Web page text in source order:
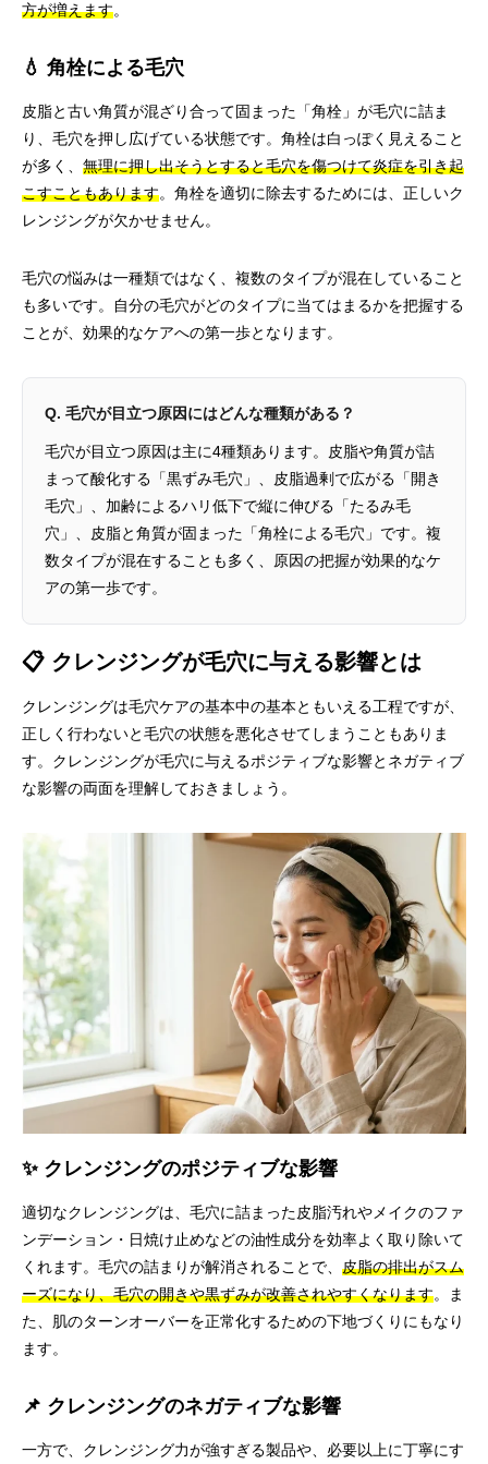
方が増えます。
💧 角栓による毛穴
皮脂と古い角質が混ざり合って固まった「角栓」が毛穴に詰ま
り、毛穴を押し広げている状態です。角栓は白っぽく見えること
が多く、 無理に押し出そうとすると毛穴を傷つけて炎症を引き起
こすこともあります。角栓を適切に除去するためには、正しいク
レンジングが欠かせません。
毛穴の悩みは一種類ではなく、複数のタイプが混在していること
も多いです。自分の毛穴がどのタイプに当てはまるかを把握する
ことが、効果的なケアへの第一歩となります。
Q. 毛穴が目立つ原因にはどんな種類がある？
毛穴が目立つ原因は主に4種類あります。皮脂や角質が詰
まって酸化する「黒ずみ毛穴」、皮脂過剰で広がる「開き
毛穴」、加齢によるハリ低下で縦に伸びる「たるみ毛
穴」、皮脂と角質が固まった「角栓による毛穴」です。複
数タイプが混在することも多く、原因の把握が効果的なケ
アの第一歩です。
📋 クレンジングが毛穴に与える影響とは
クレンジングは毛穴ケアの基本中の基本ともいえる工程ですが、
正しく行わないと毛穴の状態を悪化させてしまうこともありま
す。クレンジングが毛穴に与えるポジティブな影響とネガティブ
な影響の両面を理解しておきましょう。
✨ クレンジングのポジティブな影響
適切なクレンジングは、毛穴に詰まった皮脂汚れやメイクのファ
ンデーション・日焼け止めなどの油性成分を効率よく取り除いて
くれます。毛穴の詰まりが解消されることで、 皮脂の排出がスム
ーズになり、毛穴の開きや黒ずみが改善されやすくなります。ま
た、肌のターンオーバーを正常化するための下地づくりにもなり
ます。
📌 クレンジングのネガティブな影響
一方で、クレンジング力が強すぎる製品や、必要以上に丁寧にす